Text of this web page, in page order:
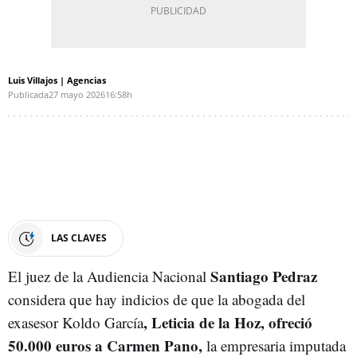
Luis Villajos | Agencias
Publicada27 mayo 202616:58h
LAS CLAVES
El juez de la Audiencia Nacional Santiago Pedraz
considera que hay indicios de que la abogada del
exasesor Koldo García, Leticia de la Hoz, ofreció
50.000 euros a Carmen Pano, la empresaria imputada